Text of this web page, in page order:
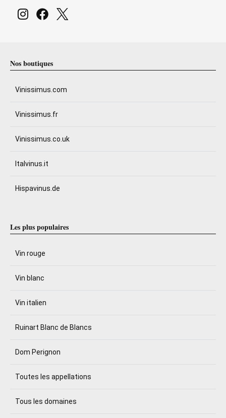
Nos boutiques
Vinissimus.com
Vinissimus.fr
Vinissimus.co.uk
Italvinus.it
Hispavinus.de
Les plus populaires
Vin rouge
Vin blanc
Vin italien
Ruinart Blanc de Blancs
Dom Perignon
Toutes les appellations
Tous les domaines